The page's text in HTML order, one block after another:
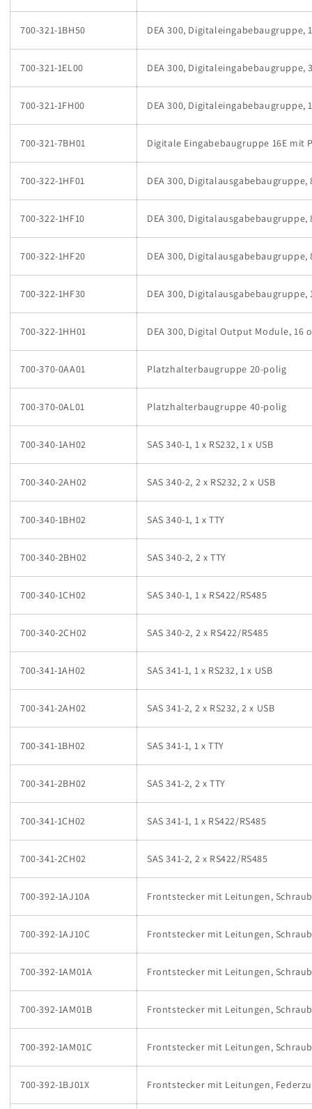
700-321-1BH50 DEA 300, Digitaleingabebaugruppe,
700-321-1EL00 DEA 300, Digitaleingabebaugruppe,
700-321-1FH00 DEA 300, Digitaleingabebaugruppe,
700-321-7BH01 Digitale Eingabebaugruppe 16E mit
700-322-1HF01 DEA 300, Digitalausgabebaugruppe,
700-322-1HF10 DEA 300, Digitalausgabebaugruppe,
700-322-1HF20 DEA 300,
700-322-1HF30 DEA 300,
700-322-1HH01 DEA 300, Digital Output Module, 16
700-370-0AA01 Platzhalterbaugruppe 20-polig
700-370-0AL01 Platzhalterbaugruppe 40-polig
700-340-1AH02 SAS 340-1, 1 x RS232, 1 x USB
700-340-2AH02 SAS 340-2, 2 x RS232, 2 x USB
700-340-1BH02 SAS 340-1, 1 x TTY
700-340-2BH02 SAS 340-2, 2 x TTY
700-340-1CH02 SAS 340-1, 1 x RS422/RS485
700-340-2CH02 SAS 340-2, 2 x RS422/RS485
700-341-1AH02 SAS 341-1, 1 x RS232, 1 x USB
700-341-2AH02 SAS 341-2, 2 x RS232, 2 x USB
700-341-1BH02 SAS 341-1, 1 x TTY
700-341-2BH02 SAS 341-2, 2 x TTY
700-341-1CH02 SAS 341-1, 1 x RS422/RS485
700-341-2CH02 SAS 341-2, 2 x RS422/RS485
700-392-1AJ10A Frontstecker mit Leitungen,
700-392-1AJ10C Frontstecker mit Leitungen,
700-392-1AM01A Frontstecker mit Leitungen,
700-392-1AM01B Frontstecker mit Leitungen,
700-392-1AM01C Frontstecker mit Leitungen,
700-392-1BJ01X Frontstecker mit Leitungen,